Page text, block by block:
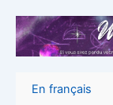
contenu
En français